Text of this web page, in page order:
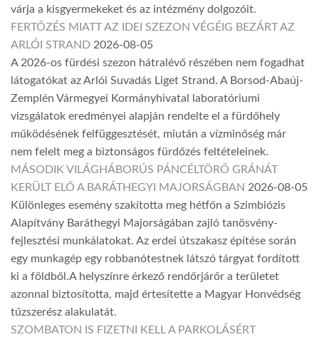
várja a kisgyermekeket és az intézmény dolgozóit.
FERTŐZÉS MIATT AZ IDEI SZEZON VÉGÉIG BEZÁRT AZ
ARLÓI STRAND 2026-08-05
A 2026-os fürdési szezon hátralévő részében nem fogadhat
látogatókat az Arlói Suvadás Liget Strand. A Borsod-Abaúj-
Zemplén Vármegyei Kormányhivatal laboratóriumi
vizsgálatok eredményei alapján rendelte el a fürdőhely
működésének felfüggesztését, miután a vízminőség már
nem felelt meg a biztonságos fürdőzés feltételeinek.
MÁSODIK VILÁGHÁBORÚS PÁNCÉLTÖRŐ GRÁNÁT
KERÜLT ELŐ A BARÁTHEGYI MAJORSÁGBAN 2026-08-05
Különleges esemény szakította meg hétfőn a Szimbiózis
Alapítvány Baráthegyi Majorságában zajló tanösvény-
fejlesztési munkálatokat. Az erdei útszakasz építése során
egy munkagép egy robbanótestnek látszó tárgyat fordított
ki a földből.A helyszínre érkező rendőrjárőr a területet
azonnal biztosította, majd értesítette a Magyar Honvédség
tűzszerész alakulatát.
SZOMBATON IS FIZETNI KELL A PARKOLÁSÉRT